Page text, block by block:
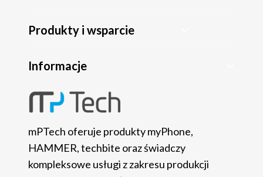
Produkty i wsparcie
Informacje
mPTech oferuje produkty myPhone,
HAMMER, techbite oraz świadczy
kompleksowe usługi z zakresu produkcji